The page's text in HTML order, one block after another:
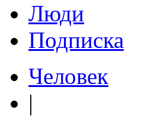
Люди
Подписка
Человек
|